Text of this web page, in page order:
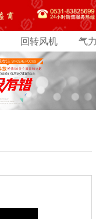
回转风机 气